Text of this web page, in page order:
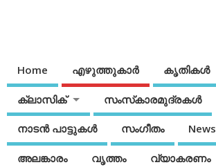
Home എഴുത്തുകാര്‍ കൃതികൾ
ക്ലാസിക് സംസ്‌കാരമുദ്രകള്‍
നാടന്‍ പാട്ടുകള്‍ സംഗീതം News
അലങ്കാരം വൃത്തം വ്യാകരണം